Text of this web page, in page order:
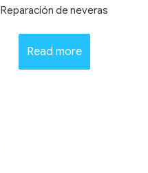
Reparación de neveras
Read more